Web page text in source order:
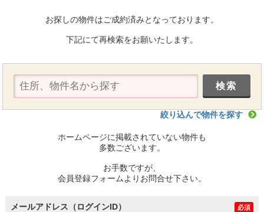
お探しの物件はご成約済みとなっております。
下記にて再検索をお願いたします。
絞り込んで物件を探す
ホームページに掲載されていない物件も
多数ございます。
お手数ですが、
会員登録フォームよりお問合せ下さい。
メールアドレス（ログインID） 必須